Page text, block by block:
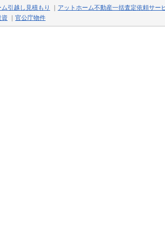
引越し見積もり アットホーム不動産一括査定依頼サー
資 官公庁物件